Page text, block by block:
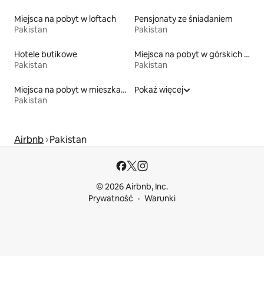
Miejsca na pobyt w loftach
Pakistan
Pensjonaty ze śniadaniem
Pakistan
Hotele butikowe
Pakistan
Miejsca na pobyt w górskich chatach
Pakistan
Miejsca na pobyt w mieszkaniach typu condo
Pakistan
Pokaż więcej
Airbnb Pakistan
© 2026 Airbnb, Inc.
Prywatność
Warunki